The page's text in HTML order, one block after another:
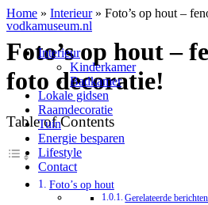
vodkamuseum.nl
Interieur
Kinderkamer
Badkamer
Lokale gidsen
Raamdecoratie
Tuin
Energie besparen
Lifestyle
Contact
Home » Interieur» Foto’s op hout –
Foto’s op hout –
foto decoratie!
Table of Contents
Foto’s op hout
Gerelateerde